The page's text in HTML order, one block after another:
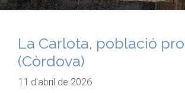
La Carlota, població
(Còrdova)
11 d'abril de 2026